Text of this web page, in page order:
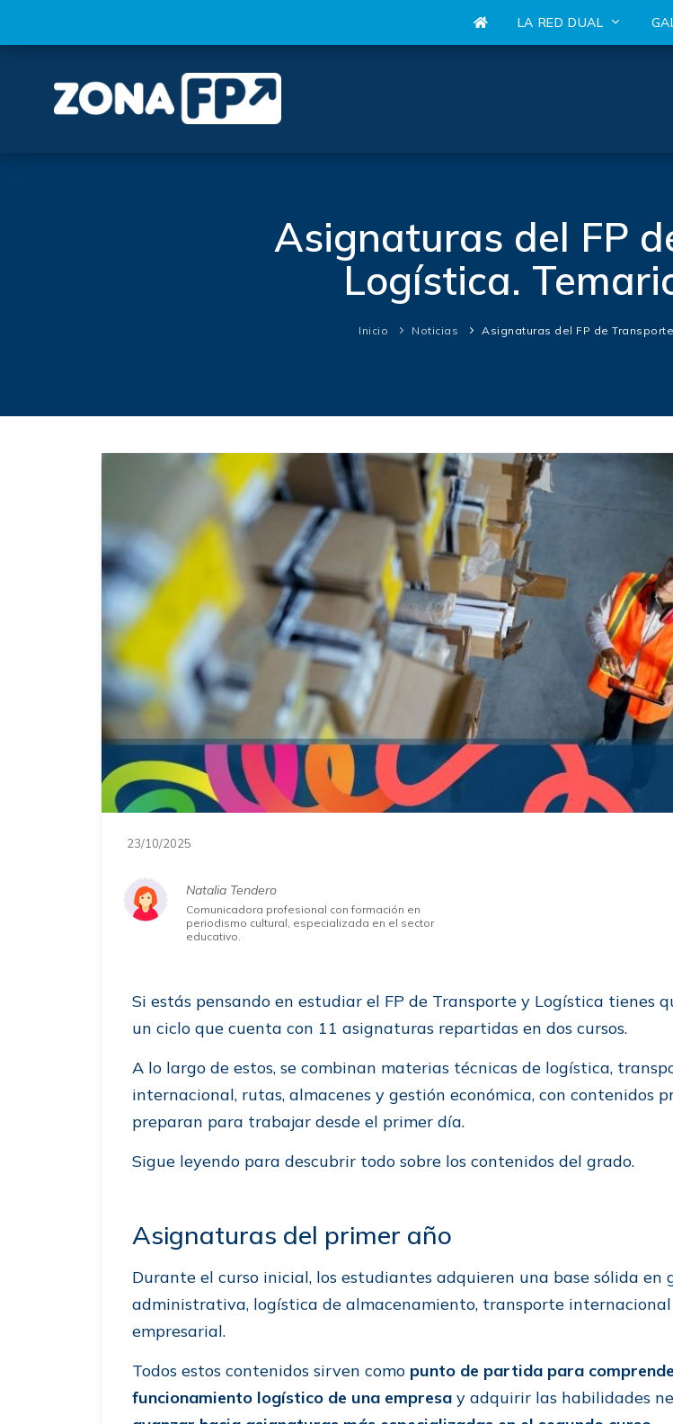
LA RED DUAL
Asignaturas del FP
Logística.
Inicio Noticias Asignaturas del FP de
23/10/2025
Natalia Tendero
Comunicadora profesional con formación en
periodismo cultural, especializada en el sector
educativo.
Si estás pensando en estudiar el FP de Transporte y Logística tienes
un ciclo que cuenta con 11 asignaturas repartidas en dos cursos.
A lo largo de estos, se combinan materias técnicas de logística,
internacional, rutas, almacenes y gestión económica, con contenidos
preparan para trabajar desde el primer día.
Sigue leyendo para descubrir todo sobre los contenidos del grado.
Asignaturas del primer año
Durante el curso inicial, los estudiantes adquieren una base sólida en
administrativa, logística de almacenamiento, transporte
empresarial.
Todos estos contenidos sirven como punto de partida para
funcionamiento logístico de una empresa y adquirir las habilidades